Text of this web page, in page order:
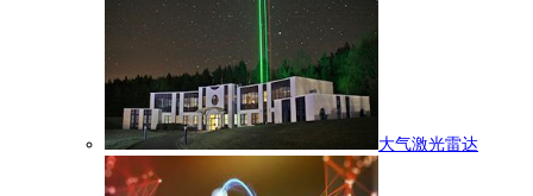
大气激光雷达